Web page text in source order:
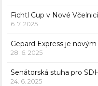
Fichtl Cup v Nové Včelnici
6. 7. 2025
Gepard Express je
28. 6. 2025
Senátorská stuha pro
24. 6. 2025